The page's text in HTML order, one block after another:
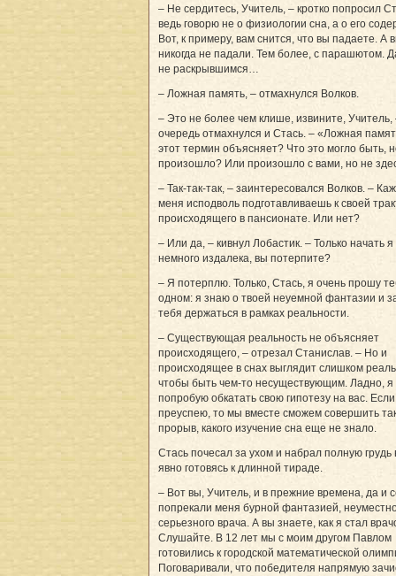
– Не сердитесь, Учитель, – кротко попросил
ведь говорю не о физиологии сна, а о его
Вот, к примеру, вам снится, что вы падаете. А
никогда не падали. Тем более, с парашютом.
не раскрывшимся…
– Ложная память, – отмахнулся Волков.
– Это не более чем клише, извините, Учитель,
очередь отмахнулся и Стась. – «Ложная
этот термин объясняет? Что это могло быть,
произошло? Или произошло с вами, но не
– Так-так-так, – заинтересовался Волков. –
меня исподволь подготавливаешь к своей
происходящего в пансионате. Или нет?
– Или да, – кивнул Лобастик. – Только начать я
немного издалека, вы потерпите?
– Я потерплю. Только, Стась, я очень прошу
одном: я знаю о твоей неуемной фантазии и
тебя держаться в рамках реальности.
– Существующая реальность не объясняет
происходящего, – отрезал Станислав. – Но и
происходящее в снах выглядит слишком
чтобы быть чем-то несуществующим. Ладно, я
попробую обкатать свою гипотезу на вас.
преуспею, то мы вместе сможем совершить
прорыв, какого изу­чение сна еще не знало.
Стась почесал за ухом и набрал полную грудь
явно готовясь к длинной тираде.
– Вот вы, Учитель, и в прежние времена, да и
попрекали меня бурной фантазией,
серьезного врача. А вы знаете, как я стал
Слушайте. В 12 лет мы с моим другом Павлом
готовились к городской математической
Поговаривали, что победителя напрямую